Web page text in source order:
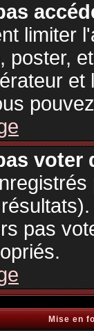
limiter
poster,
voter
pas
Mise en